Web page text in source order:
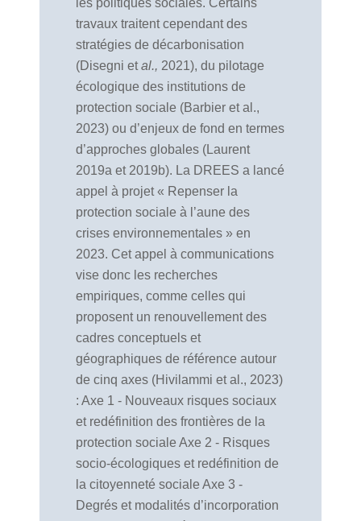
travaux traitent cependant des
stratégies de décarbonisation
(Disegni etal., 2021), du pilotage
écologique des institutions de
protection sociale (Barbier et al.,
2023) ou d’enjeux de fond en termes
d’approches globales (Laurent
2019a et 2019b). La DREES a lancé
appel à projet « Repenser la
protection sociale à l’aune des
crises environnementales » en
2023. Cet appel à communications
vise donc les recherches
empiriques, comme celles qui
proposent un renouvellement des
cadres conceptuels et
géographiques de référence autour
de cinq axes (Hivilammi et al., 2023)
: Axe 1 - Nouveaux risques sociaux
et redéfinition des frontières de la
protection sociale Axe 2 - Risques
socio-écologiques et redéfinition de
la citoyenneté sociale Axe 3 -
Degrés et modalités d’incorporation